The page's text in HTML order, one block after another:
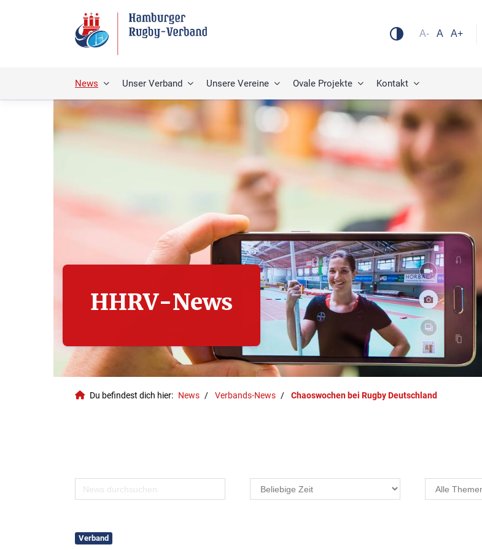
A- A A+
News Unser Verband Unsere Vereine Ovale Projekte Kontakt
HHRV-News
Du befindest dich hier: News Verbands-News Chaoswochen bei Rugby Deutschland
Verband
Geschäftsstelle